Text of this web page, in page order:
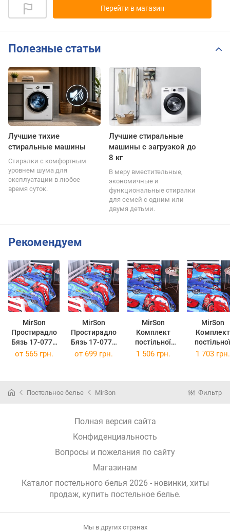
Перейти в магазин
Полезные статьи
Лучшие тихие
стиральные машины
Стиралки с комфортным
уровнем шума для
эксплуатации в любое
время суток.
Лучшие стиральные
машины с загрузкой до
8 кг
В меру вместительные,
экономичные и
функциональные стиралки
для семей с одним или
двумя детьми.
Рекомендуем
MirSon
Простирадло
Бязь 17-0778
McQueens
MirSon
Простирадло
Бязь 17-0778
McQueens
MirSon
Комплект
постільної
білизни
MirSon
Комплект
постільної
білизни
McQueen's
от 565 грн. от 699 грн. 1 506 грн. 1 703 грн.
Постельное белье MirSon Фильтр
Полная версия сайта
Конфиденциальность
Вопросы и пожелания по сайту
Магазинам
Каталог постельного белья 2026 - новинки, хиты
продаж, купить постельное белье.
Мы в других странах